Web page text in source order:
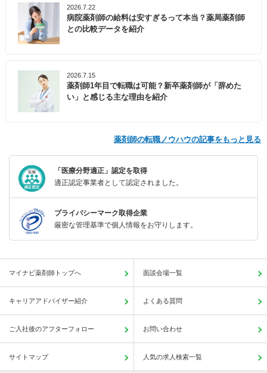
2026.7.22
病院薬剤師の給料は安すぎるって本当？薬局薬剤師
との比較データを紹介
2026.7.15
薬剤師1年目で転職は可能？新卒薬剤師が「辞めた
い」と感じる主な理由を紹介
薬剤師の転職ノウハウの記事をもっと見る
「医療分野適正」認定を取得
適正認定事業者として認定されました。
プライバシーマーク取得企業
厳密な管理基準で個人情報をお守りします。
マイナビ薬剤師トップへ 面談会場一覧
キャリアアドバイザー紹介 よくある質問
ご入社後のアフターフォロー お問い合わせ
サイトマップ 人気の求人検索一覧